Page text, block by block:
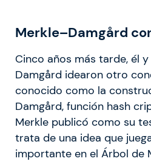
Merkle–Damgård
Cinco años más tarde, él
Damgård idearon otro
conocido como la
Damgård, función hash
Merkle publicó como su
trata de una idea que
importante en el Árbol de